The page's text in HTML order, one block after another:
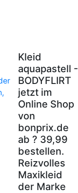
Kleid
aquapastell -
BODYFLIRT
jetzt im
Online Shop
von
bonprix.de
ab ? 39,99
bestellen.
Reizvolles
Maxikleid
der Marke